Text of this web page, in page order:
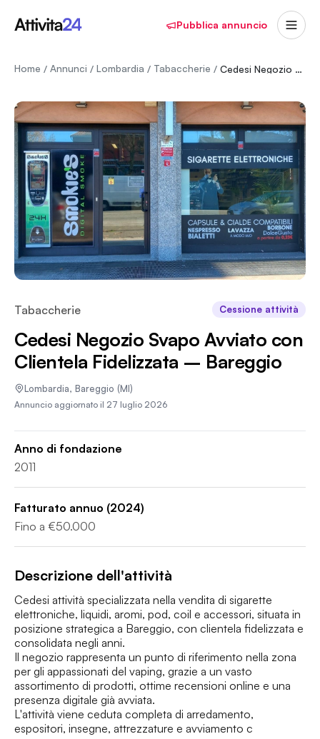
Pubblica annuncio
Home / Annunci / Lombardia / Tabaccherie / Cedesi Negozio Svapo Avviato con Clientela Fidelizzata – Bareggio
Tabaccherie Cessione attività
Cedesi Negozio Svapo Avviato con
Clientela Fidelizzata – Bareggio
Lombardia, Bareggio (MI)
Annuncio aggiornato il 27 luglio 2026
Anno di fondazione
2011
Fatturato annuo (2024)
Fino a €50.000
Descrizione dell'attività
Cedesi attività specializzata nella vendita di sigarette
elettroniche, liquidi, aromi, pod, coil e accessori, situata in
posizione strategica a Bareggio, con clientela fidelizzata e
consolidata negli anni.
Il negozio rappresenta un punto di riferimento nella zona
per gli appassionati del vaping, grazie a un vasto
assortimento di prodotti, ottime recensioni online e una
presenza digitale già avviata.
L'attività viene ceduta completa di arredamento,
espositori, insegne, attrezzature e avviamento c